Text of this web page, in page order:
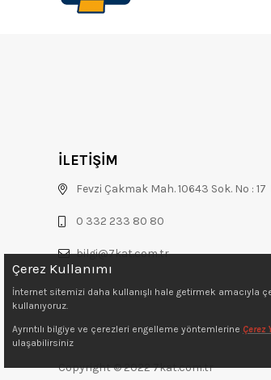
İLETİŞİM
Fevzi Çakmak Mah. 10643 Sok. No :
0 332 233 80 80
bilgi@7kat.com.tr
Copyright © 2022 7kat.com.tr
Çerez Kullanımı
İnternet sitemizi daha kullanışlı hale getirmek amacıyla
kullanıyoruz.
Ayrıntılı bilgiye ve çerezleri engelleme yöntemlerine Çerez
ulaşabilirsiniz